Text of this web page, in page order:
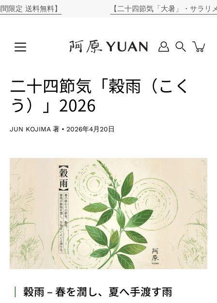
コ
ン
料無料】 【二十四節気「大暑」・サラリメンズ
二十四節気「穀雨（こく
う）」2026
JUN KOJIMA 著 2026年4月20日
┃ 穀雨 – 春を潤し、夏へ手渡す雨